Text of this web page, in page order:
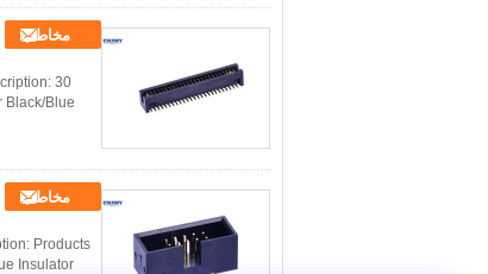
مخاطب
Black/Blue
مخاطب
Products
Insulator